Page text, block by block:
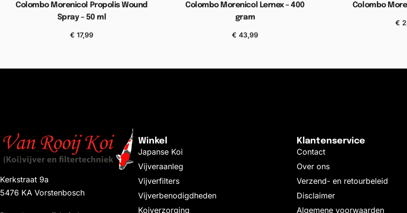
Colombo Morenicol Propolis Wound
Spray – 50 ml
€ 17,99
Colombo Morenicol Lernex – 400
gram
€ 43,99
Colombo
€
Kerkstraat 9a
5476 KA Vorstenbosch
Winkel
Japanse Koi
Vijveraanleg
Vijverfilters
Vijverbenodigdheden
Koiverzorging
Klantenservice
Contact
Over ons
Verzend- en retourbeleid
Disclaimer
Algemene voorwaarden